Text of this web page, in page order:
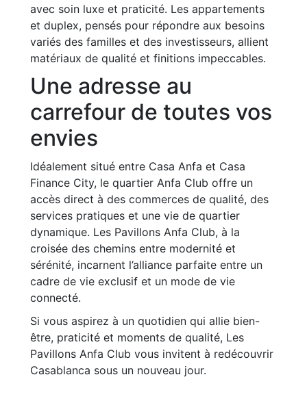
avec soin luxe et praticité. Les appartements
et duplex, pensés pour répondre aux besoins
variés des familles et des investisseurs, allient
matériaux de qualité et finitions impeccables.
Une adresse au
carrefour de toutes vos
envies
Idéalement situé entre Casa Anfa et Casa
Finance City, le quartier Anfa Club offre un
accès direct à des commerces de qualité, des
services pratiques et une vie de quartier
dynamique. Les Pavillons Anfa Club, à la
croisée des chemins entre modernité et
sérénité, incarnent l’alliance parfaite entre un
cadre de vie exclusif et un mode de vie
connecté.
Si vous aspirez à un quotidien qui allie bien-
être, praticité et moments de qualité, Les
Pavillons Anfa Club vous invitent à redécouvrir
Casablanca sous un nouveau jour.